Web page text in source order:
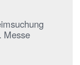
Messe